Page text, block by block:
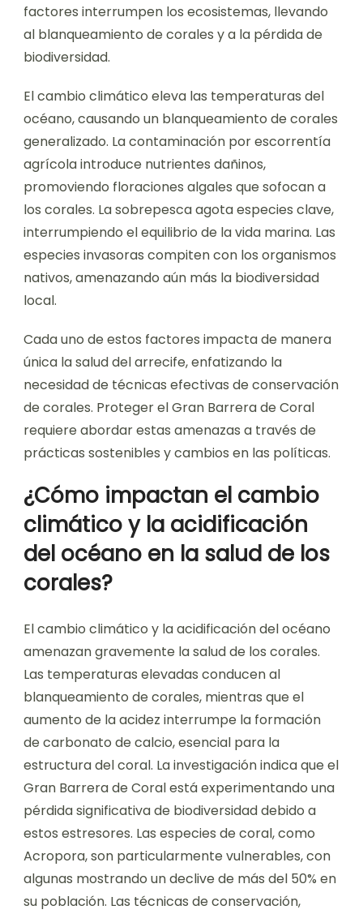
factores interrumpen los ecosistemas, llevando
al blanqueamiento de corales y a la pérdida de
biodiversidad.
El cambio climático eleva las temperaturas del
océano, causando un blanqueamiento de corales
generalizado. La contaminación por escorrentía
agrícola introduce nutrientes dañinos,
promoviendo floraciones algales que sofocan a
los corales. La sobrepesca agota especies clave,
interrumpiendo el equilibrio de la vida marina. Las
especies invasoras compiten con los organismos
nativos, amenazando aún más la biodiversidad
local.
Cada uno de estos factores impacta de manera
única la salud del arrecife, enfatizando la
necesidad de técnicas efectivas de conservación
de corales. Proteger el Gran Barrera de Coral
requiere abordar estas amenazas a través de
prácticas sostenibles y cambios en las políticas.
¿Cómo impactan el cambio
climático y la acidificación
del océano en la salud de los
corales?
El cambio climático y la acidificación del océano
amenazan gravemente la salud de los corales.
Las temperaturas elevadas conducen al
blanqueamiento de corales, mientras que el
aumento de la acidez interrumpe la formación
de carbonato de calcio, esencial para la
estructura del coral. La investigación indica que el
Gran Barrera de Coral está experimentando una
pérdida significativa de biodiversidad debido a
estos estresores. Las especies de coral, como
Acropora, son particularmente vulnerables, con
algunas mostrando un declive de más del 50% en
su población. Las técnicas de conservación,